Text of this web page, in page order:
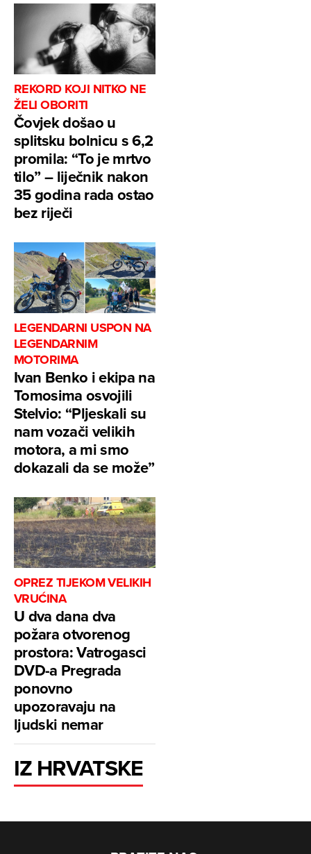
REKORD KOJI NITKO NE
ŽELI OBORITI
Čovjek došao u
splitsku bolnicu s 6,2
promila: “To je mrtvo
tilo” – liječnik nakon
35 godina rada ostao
bez riječi
LEGENDARNI USPON NA
LEGENDARNIM
MOTORIMA
Ivan Benko i ekipa na
Tomosima osvojili
Stelvio: “Pljeskali su
nam vozači velikih
motora, a mi smo
dokazali da se može”
OPREZ TIJEKOM VELIKIH
VRUĆINA
U dva dana dva
požara otvorenog
prostora: Vatrogasci
DVD-a Pregrada
ponovno
upozoravaju na
ljudski nemar
IZ HRVATSKE